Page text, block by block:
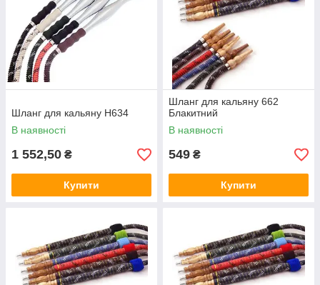
Шланг для кальяну H634
В наявності
1 552,50 ₴
Купити
Шланг для кальяну 662
Блакитний
В наявності
549 ₴
Купити